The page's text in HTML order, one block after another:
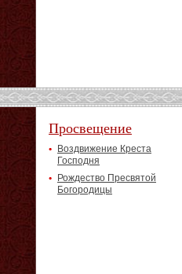
Просвещение
Воздвижение Креста
Господня
Рождество Пресвятой
Богородицы